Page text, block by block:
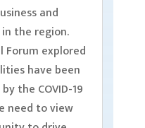
and
in the region.
Forum explored
have been
the COVID-19
need to view